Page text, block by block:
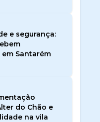
e segurança:
Santarém
do Chão e
na vila